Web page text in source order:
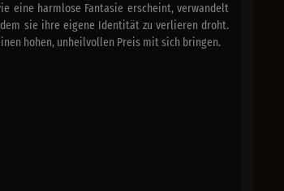
eine harmlose Fantasie erscheint, verwandelt
sie ihre eigene Identität zu verlieren droht.
hohen, unheilvollen Preis mit sich bringen.